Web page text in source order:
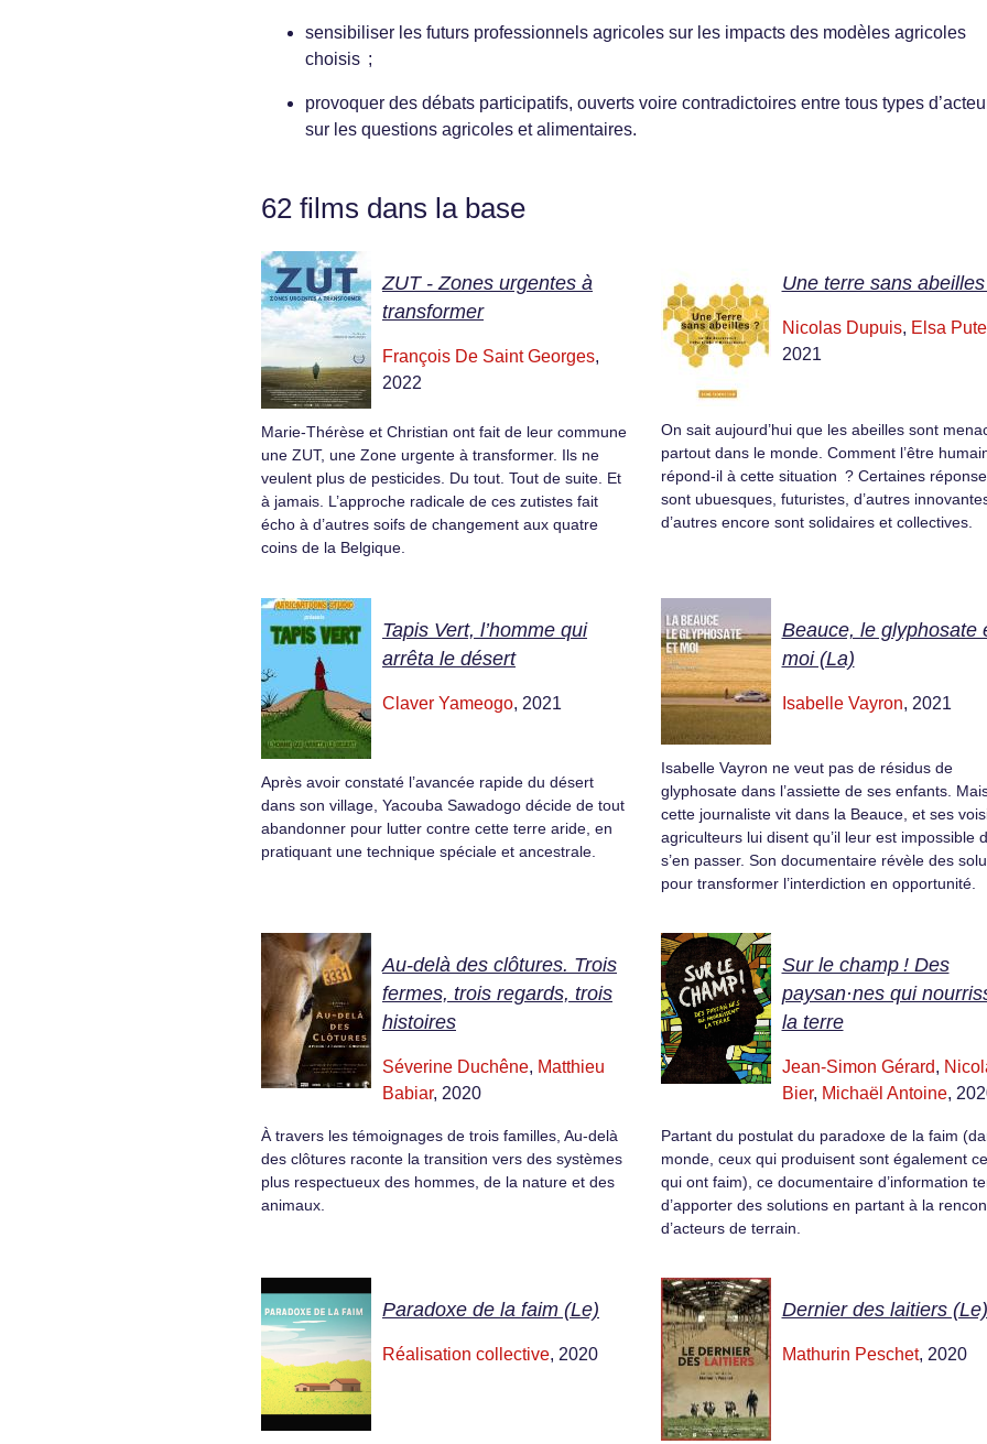
sensibiliser les futurs professionnels agricoles sur les impacts des modèles agricoles
choisis ;
provoquer des débats participatifs, ouverts voire contradictoires entre tous types
sur les questions agricoles et alimentaires.
62 films dans la base
ZUT - Zones urgentes à
transformer
François De Saint Georges,
2022
Marie-Thérèse et Christian ont fait de leur commune
une ZUT, une Zone urgente à transformer. Ils ne
veulent plus de pesticides. Du tout. Tout de suite. Et
à jamais. L’approche radicale de ces zutistes fait
écho à d’autres soifs de changement aux quatre
coins de la Belgique.
Une terre sans
Nicolas Dupuis, Elsa
2021
On sait aujourd’hui que les abeilles sont
partout dans le monde. Comment l’être
répond-il à cette situation ? Certaines
sont ubuesques, futuristes, d’autres
d’autres encore sont solidaires et collectives.
Tapis Vert, l’homme qui
arrêta le désert
Claver Yameogo, 2021
Après avoir constaté l’avancée rapide du désert
dans son village, Yacouba Sawadogo décide de tout
abandonner pour lutter contre cette terre aride, en
pratiquant une technique spéciale et ancestrale.
Beauce, le glyphosate
moi (La)
Isabelle Vayron, 2021
Isabelle Vayron ne veut pas de résidus de
glyphosate dans l’assiette de ses enfants.
cette journaliste vit dans la Beauce, et ses
agriculteurs lui disent qu’il leur est impossible
s’en passer. Son documentaire révèle des
pour transformer l’interdiction en opportunité.
Au-delà des clôtures. Trois
fermes, trois regards, trois
histoires
Séverine Duchêne, Matthieu
Babiar, 2020
À travers les témoignages de trois familles, Au-delà
des clôtures raconte la transition vers des systèmes
plus respectueux des hommes, de la nature et des
animaux.
Sur le champ ! Des
paysan·nes qui
la terre
Jean-Simon Gérard,
Bier, Michaël Antoine,
Partant du postulat du paradoxe de la faim
monde, ceux qui produisent sont également
qui ont faim), ce documentaire d’information
d’apporter des solutions en partant à la
d’acteurs de terrain.
Paradoxe de la faim (Le)
Réalisation collective, 2020
Dernier des laitiers (Le)
Mathurin Peschet, 2020